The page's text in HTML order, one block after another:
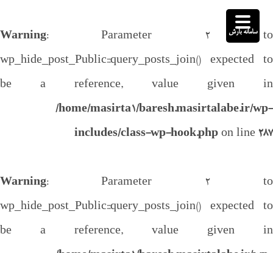
Warning: Parameter 2 to
wp_hide_post_Public::query_posts_join() expected to
be a reference, value given in
/home/masirta1/baresh.masirtalabe.ir/wp-
includes/class-wp-hook.php on line 287
Warning: Parameter 2 to
wp_hide_post_Public::query_posts_join() expected to
be a reference, value given in
سامانه بارش